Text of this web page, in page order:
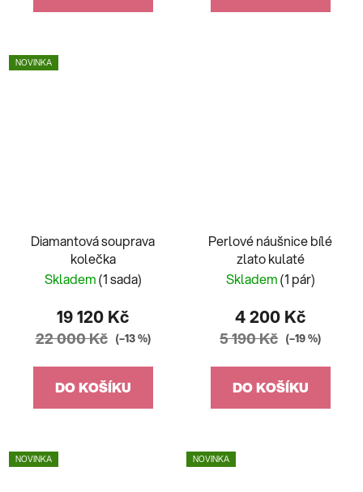
NOVINKA
Diamantová souprava
kolečka
Skladem(1 sada)
19 120 Kč
22 000 Kč (–13 %)
DO KOŠÍKU
Perlové náušnice bílé
zlato kulaté
Skladem(1 pár)
4 200 Kč
5 190 Kč (–19 %)
DO KOŠÍKU
NOVINKA NOVINKA